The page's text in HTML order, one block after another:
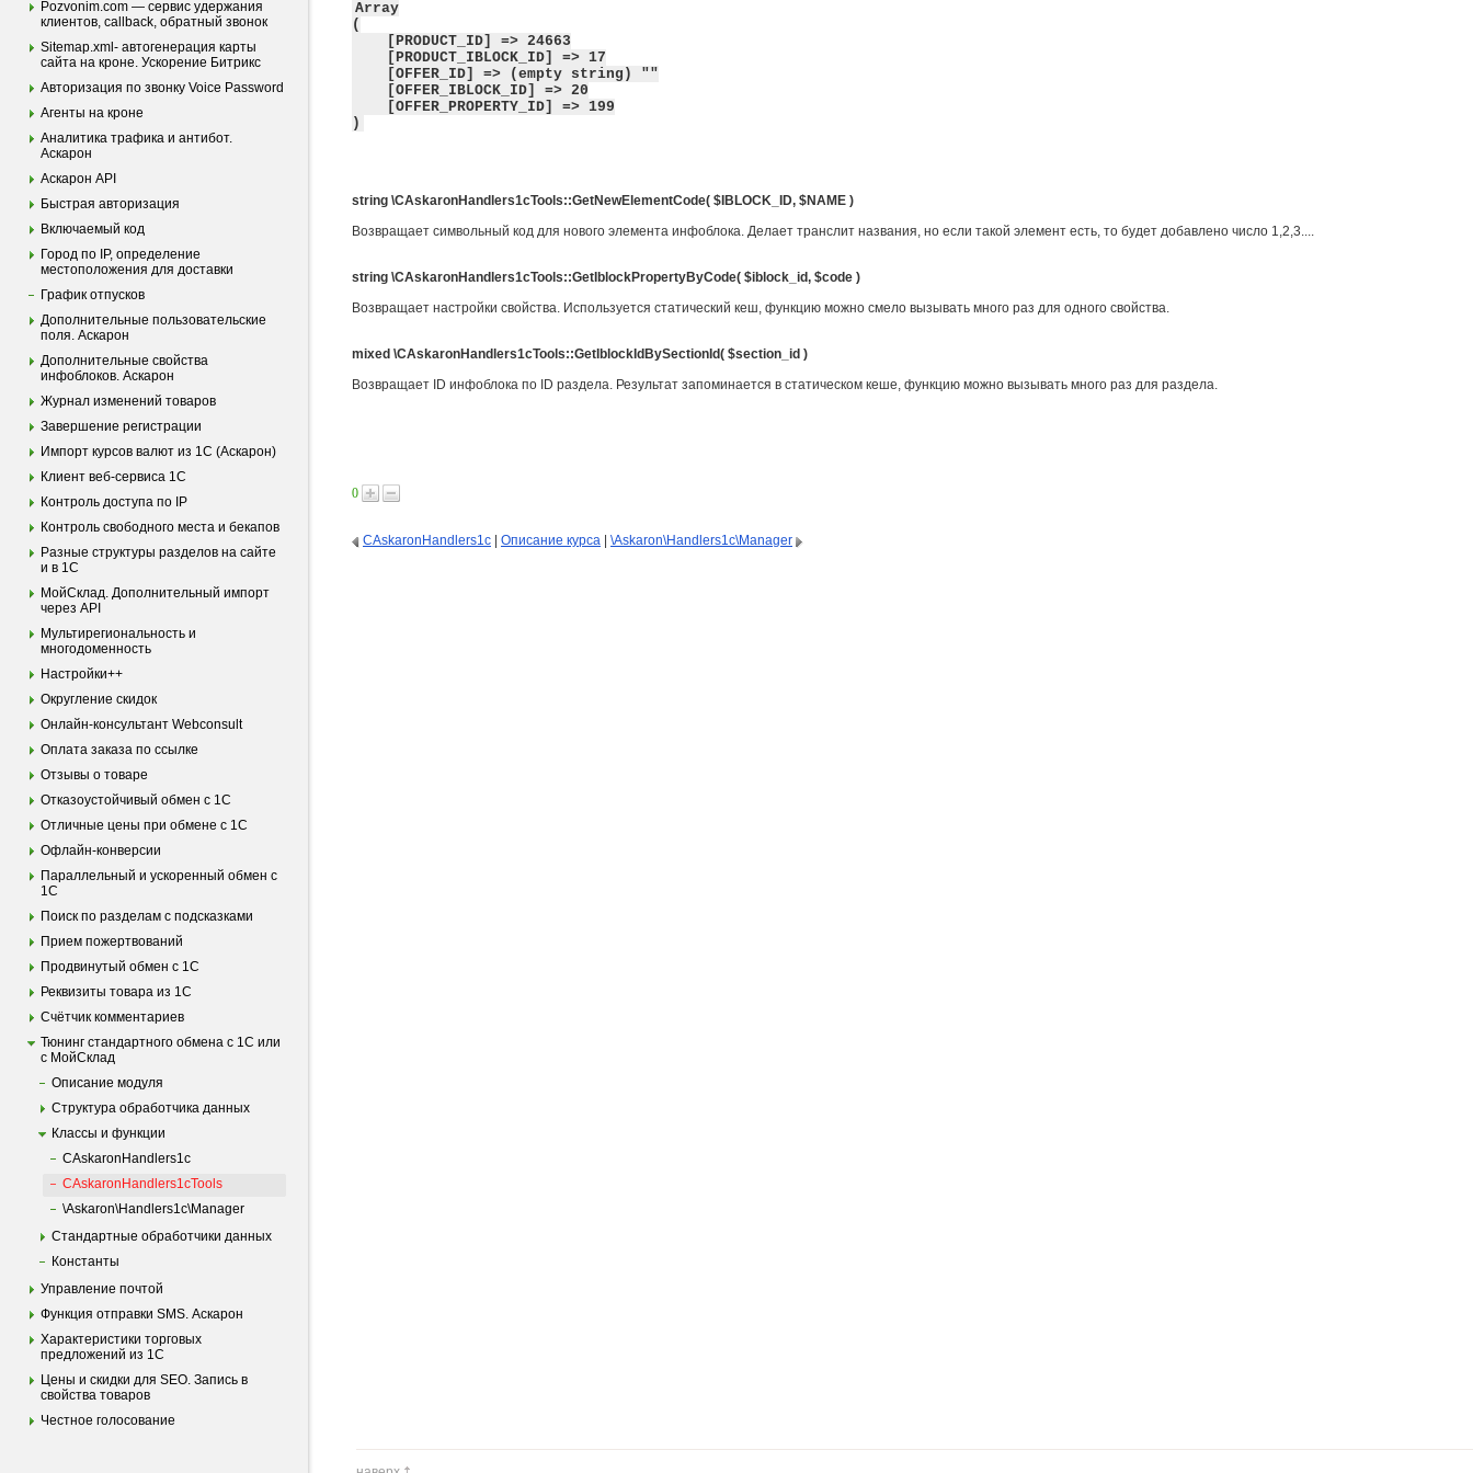
Pozvonim.com — сервис удержания
клиентов, callback, обратный звонок
Sitemap.xml- автогенерация карты
сайта на кроне. Ускорение Битрикс
Авторизация по звонку Voice Password
Агенты на кроне
Аналитика трафика и антибот.
Аскарон
Аскарон API
Быстрая авторизация
Включаемый код
Город по IP, определение
местоположения для доставки
График отпусков
Дополнительные пользовательские
поля. Аскарон
Дополнительные свойства
инфоблоков. Аскарон
Журнал изменений товаров
Завершение регистрации
Импорт курсов валют из 1С (Аскарон)
Клиент веб-сервиса 1С
Контроль доступа по IP
Контроль свободного места и бекапов
Разные структуры разделов на сайте
и в 1С
МойСклад. Дополнительный импорт
через API
Мультирегиональность и
многодоменность
Настройки++
Округление скидок
Онлайн-консультант Webconsult
Оплата заказа по ссылке
Отзывы о товаре
Отказоустойчивый обмен с 1С
Отличные цены при обмене с 1С
Офлайн-конверсии
Параллельный и ускоренный обмен с
1С
Поиск по разделам с подсказками
Прием пожертвований
Продвинутый обмен с 1С
Реквизиты товара из 1С
Счётчик комментариев
Тюнинг стандартного обмена с 1С или
с МойСклад
Описание модуля
Структура обработчика данных
Классы и функции
CAskaronHandlers1c
CAskaronHandlers1cTools
\Askaron\Handlers1c\Manager
Стандартные обработчики данных
Константы
Управление почтой
Функция отправки SMS. Аскарон
Характеристики торговых
предложений из 1С
Цены и скидки для SEO. Запись в
свойства товаров
Честное голосование
Array
(
[PRODUCT_ID] => 24663
[PRODUCT_IBLOCK_ID] => 17
[OFFER_ID] => (empty string) ""
[OFFER_IBLOCK_ID] => 20
[OFFER_PROPERTY_ID] => 199
)
string \CAskaronHandlers1cTools::GetNewElementCode( $IBLOCK_ID, $NAME )
Возвращает символьный код для нового элемента инфоблока. Делает транслит названия, но если такой элемент есть, то будет добавлено число 1,2,3....
string \CAskaronHandlers1cTools::GetIblockPropertyByCode( $iblock_id, $code )
Возвращает настройки свойства. Используется статический кеш, функцию можно смело вызывать много раз для одного свойства.
mixed \CAskaronHandlers1cTools::GetIblockIdBySectionId( $section_id )
Возвращает ID инфоблока по ID раздела. Результат запоминается в статическом кеше, функцию можно вызывать много раз для раздела.
0
CAskaronHandlers1c Описание курса \Askaron\Handlers1c\Manager